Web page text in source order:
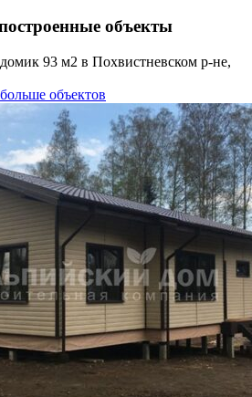
объекты
93 м2 в Похвистневском р-не,
объектов